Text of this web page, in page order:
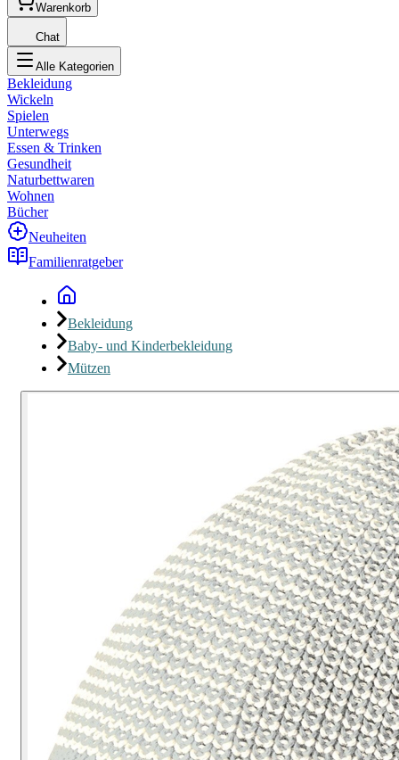
Warenkorb
Chat
Alle Kategorien
Bekleidung
Wickeln
Spielen
Unterwegs
Essen & Trinken
Gesundheit
Naturbettwaren
Wohnen
Bücher
Neuheiten
Familienratgeber
Bekleidung
Baby- und Kinderbekleidung
Mützen